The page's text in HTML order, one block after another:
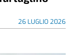
26 LUGLIO 2026